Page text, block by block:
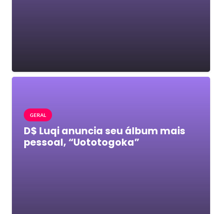
GERAL
D$ Luqi anuncia seu álbum mais
pessoal, “Uototogoka”